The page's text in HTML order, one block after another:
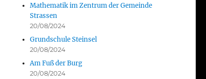
Mathematik im Zentrum der Gemeinde
Strassen
20/08/2024
Grundschule Steinsel
20/08/2024
Am Fuß der Burg
20/08/2024